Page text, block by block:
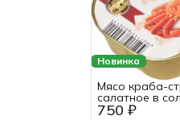
Новинка
750 ₽
Мясо краба-
салатное в
120г